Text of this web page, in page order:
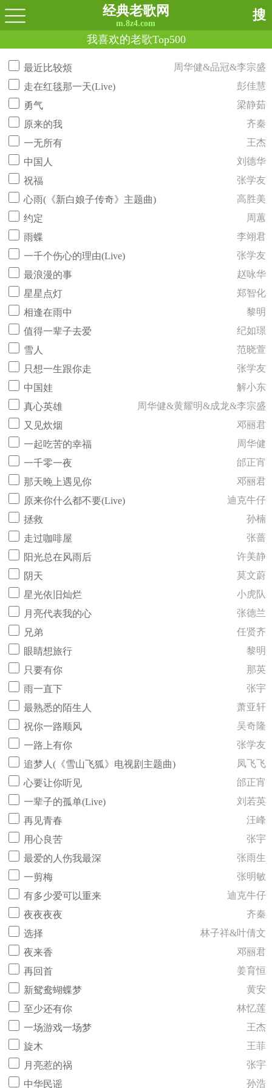
经典老歌网
m.8z4.com
搜
我喜欢的老歌Top500
最近比较烦
周华健&品冠&李宗盛
走在红毯那一天(Live)
彭佳慧
勇气
梁静茹
原来的我
齐秦
一无所有
王杰
中国人
刘德华
祝福
张学友
心雨(《新白娘子传奇》主题曲)
高胜美
约定
周蕙
雨蝶
李翊君
一千个伤心的理由(Live)
张学友
最浪漫的事
赵咏华
星星点灯
郑智化
相逢在雨中
黎明
值得一辈子去爱
纪如璟
雪人
范晓萱
只想一生跟你走
张学友
中国娃
解小东
真心英雄
周华健&黄耀明&成龙&李宗盛
又见炊烟
邓丽君
一起吃苦的幸福
周华健
一千零一夜
邰正宵
那天晚上遇见你
邓丽君
原来你什么都不要(Live)
迪克牛仔
拯救
孙楠
走过咖啡屋
张蔷
阳光总在风雨后
许美静
阴天
莫文蔚
星光依旧灿烂
小虎队
月亮代表我的心
张德兰
兄弟
任贤齐
眼睛想旅行
黎明
只要有你
那英
雨一直下
张宇
最熟悉的陌生人
萧亚轩
祝你一路顺风
吴奇隆
一路上有你
张学友
追梦人(《雪山飞狐》电视剧主题曲)
凤飞飞
心要让你听见
邰正宵
一辈子的孤单(Live)
刘若英
再见青春
汪峰
用心良苦
张宇
最爱的人伤我最深
张雨生
一剪梅
张明敏
有多少爱可以重来
迪克牛仔
夜夜夜夜
齐秦
选择
林子祥&叶倩文
夜来香
邓丽君
再回首
姜育恒
新鸳鸯蝴蝶梦
黄安
至少还有你
林忆莲
一场游戏一场梦
王杰
旋木
王菲
月亮惹的祸
张宇
中华民谣
孙浩